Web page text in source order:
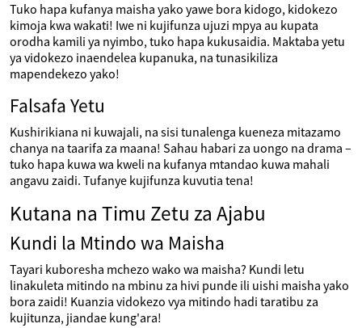
Tuko hapa kufanya maisha yako yawe bora kidogo, kidokezo
kimoja kwa wakati! Iwe ni kujifunza ujuzi mpya au kupata
orodha kamili ya nyimbo, tuko hapa kukusaidia. Maktaba yetu
ya vidokezo inaendelea kupanuka, na tunasikiliza
mapendekezo yako!
Falsafa Yetu
Kushirikiana ni kuwajali, na sisi tunalenga kueneza mitazamo
chanya na taarifa za maana! Sahau habari za uongo na drama –
tuko hapa kuwa wa kweli na kufanya mtandao kuwa mahali
angavu zaidi. Tufanye kujifunza kuvutia tena!
Kutana na Timu Zetu za Ajabu
Kundi la Mtindo wa Maisha
Tayari kuboresha mchezo wako wa maisha? Kundi letu
linakuleta mitindo na mbinu za hivi punde ili uishi maisha yako
bora zaidi! Kuanzia vidokezo vya mitindo hadi taratibu za
kujitunza, jiandae kung'ara!